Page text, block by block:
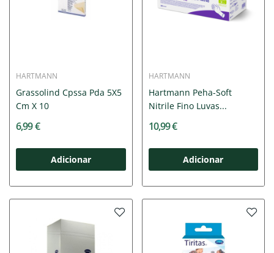
HARTMANN
Grassolind Cpssa Pda 5X5
Cm X 10
6,99 €
Adicionar
HARTMANN
Hartmann Peha-Soft
Nitrile Fino Luvas...
10,99 €
Adicionar